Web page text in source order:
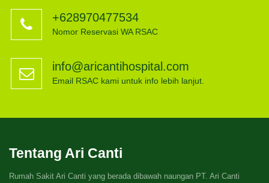
+628970477534
Nomor Reservasi WA RSAC
info@aricantihospital.com
Email RSAC kami untuk info lebih lanjut.
Tentang Ari Canti
Rumah Sakit Ari Canti yang berada dibawah naungan PT. Ari Canti